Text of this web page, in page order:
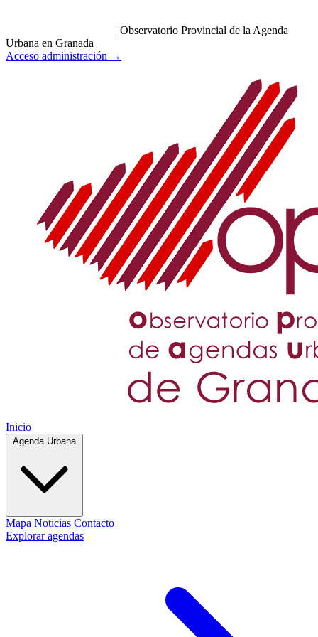
| Observatorio Provincial de la Agenda
Urbana en Granada
Acceso administración →
Inicio
Agenda Urbana
Mapa Noticias Contacto
Explorar agendas